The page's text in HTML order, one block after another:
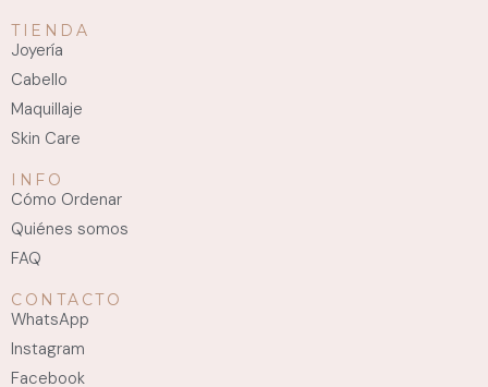
TIENDA
Joyería
Cabello
Maquillaje
Skin Care
INFO
Cómo Ordenar
Quiénes somos
FAQ
CONTACTO
WhatsApp
Instagram
Facebook